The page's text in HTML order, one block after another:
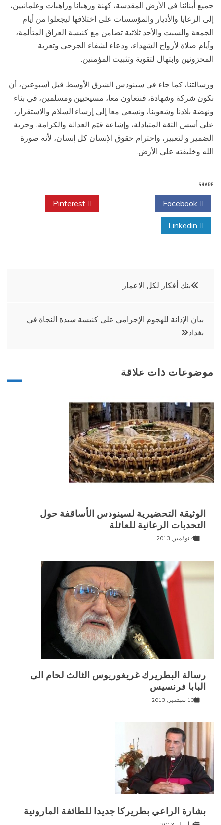
جميع أبنائنا في الأرض المقدسة، كهنة ورهبانا وراهبات وعلمانيين،
إلى الرعايا والأديار والمؤسسات على اختلافها ليجعلوا من أيام
الجمعة والسبت والأحد ثلاثية تضامن مع كنيسة العراق المتألمة،
وأيام صلاة لأرواح الشهداء، ودعاء لشفاء الجرحى وتعزية
المحزونين وابتهال لتقوية وتثبيت المؤمنين.
ورسالتنا، كما جاء في سينودس الشرق الأوسط قبل أسبوعين، أن
نكون شركة وشهادة، فنتعاون معا، مسيحيين ومسلمين، في بناء
ونهضة بلادنا وشعوبنا، ونسعى معا إلى إرساء السلام والاستقرار،
على أسس الثقة المتبادلة، وإشاعة قيَم العدالة والكرامة، وحرية
الضمير والتعبير، واحترام حقوق الإنسان كل إنسان، لأنه صورة
الله وخليفته على الأرض.
SHARE
تصفّح
بنك أفكار لكل الاعمار
بيان الإدانة للهجوم الإجرامي على كنيسة سيدة النجاة في
بغداد
موضوعات ذات علاقة
الوثيقة التحضيرية لسينودس الأساقفة حول
التحديات الرعائية للعائلة
4 نوفمبر, 2013
رسالة البطريرك غريغوريوس الثالث لحام الى
البابا فرنسيس
13 سبتمبر, 2013
بشارة الراعي بطريركا جديدا للطائفة المارونية